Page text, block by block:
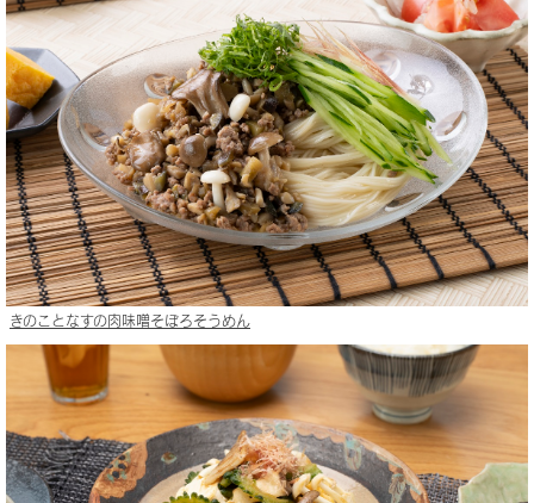
きのことなすの肉味噌そぼろそうめん